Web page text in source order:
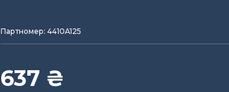
Партномер: 4410A125
637 ₴